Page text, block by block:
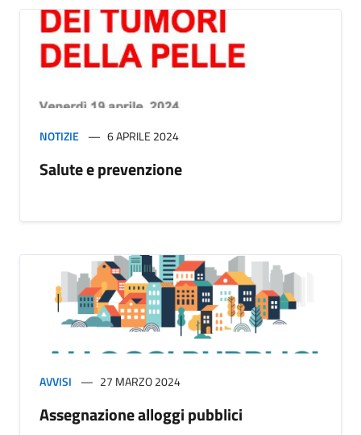
NOTIZIE 6 APRILE 2024
Salute e prevenzione
AVVISI 27 MARZO 2024
Assegnazione alloggi pubblici